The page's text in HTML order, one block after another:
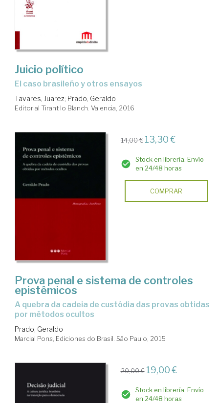
Juicio político
el caso brasileño y otros ensayos
Tavares, Juarez; Prado, Geraldo
Editorial Tirant lo Blanch. Valencia, 2016
14,00 € 13,30 €
Stock en librería. Envío
en 24/48 horas
COMPRAR
Prova penal e sistema de controles
epistêmicos
A quebra da cadeia de custódia das provas obtidas
por métodos ocultos
Prado, Geraldo
Marcial Pons, Ediciones do Brasil. São Paulo, 2015
20,00 € 19,00 €
Stock en librería. Envío
en 24/48 horas